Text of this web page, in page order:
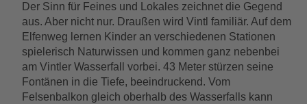
Der Sinn für Feines und Lokales zeichnet die Gegend
aus. Aber nicht nur. Draußen wird Vintl familiär. Auf dem
Elfenweg lernen Kinder an verschiedenen Stationen
spielerisch Naturwissen und kommen ganz nebenbei
am Vintler Wasserfall vorbei. 43 Meter stürzen seine
Fontänen in die Tiefe, beeindruckend. Vom
Felsenbalkon gleich oberhalb des Wasserfalls kann